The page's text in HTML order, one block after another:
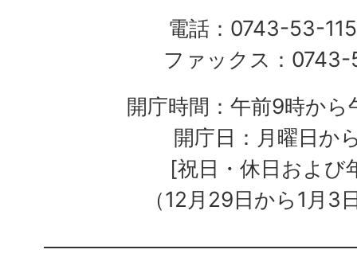
電話：0743-53-
ファックス：
開庁時間：午前9時か
開庁日：月曜日か
[祝日・休日および
（12月29日から1月3